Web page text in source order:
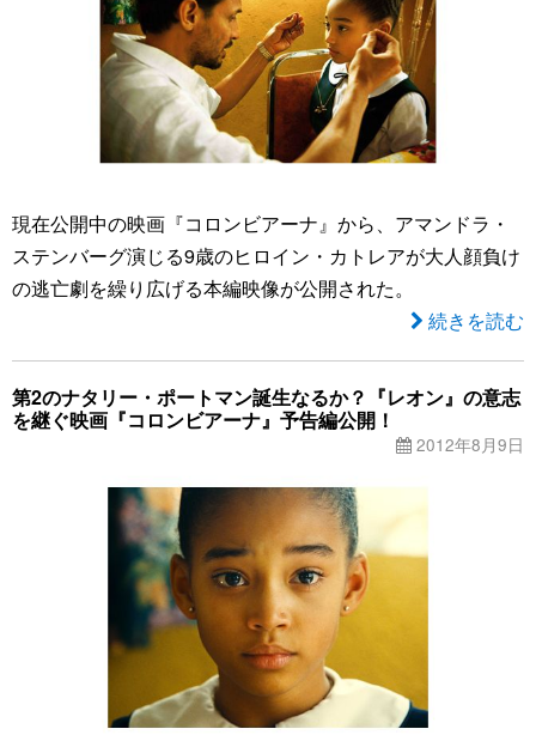
現在公開中の映画『コロンビアーナ』から、アマンドラ・
ステンバーグ演じる9歳のヒロイン・カトレアが大人顔負け
の逃亡劇を繰り広げる本編映像が公開された。
続きを読む
第2のナタリー・ポートマン誕生なるか？『レオン』の意志
を継ぐ映画『コロンビアーナ』予告編公開！
2012年8月9日